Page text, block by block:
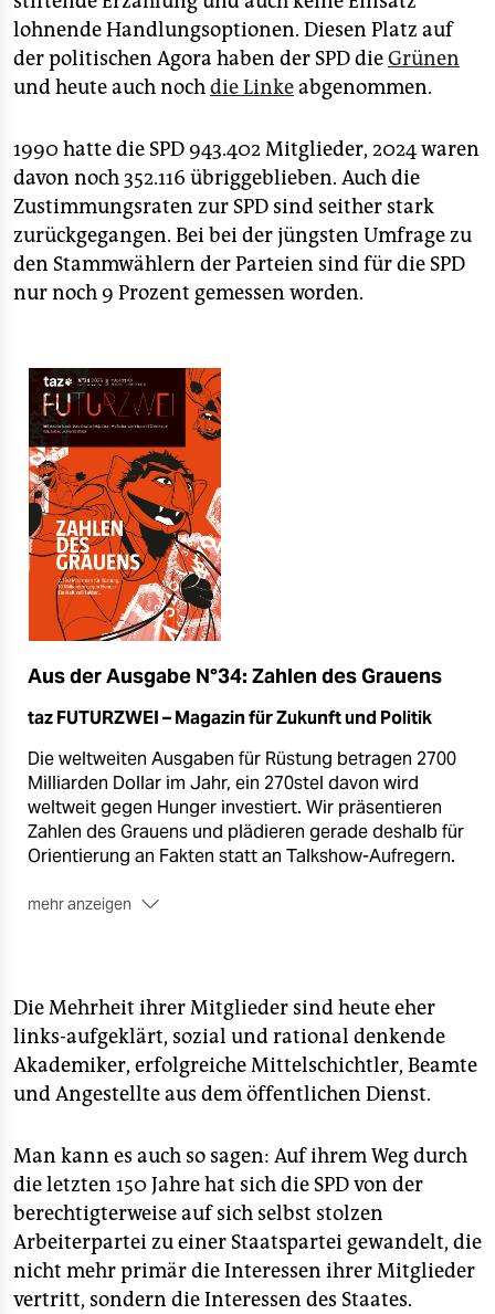
lohnende Handlungsoptionen. Diesen Platz auf
der politischen Agora haben der SPD dieGrünen
und heute auch nochdie Linkeabgenommen.
1990 hatte die SPD 943.402 Mitglieder, 2024 waren
davon noch 352.116 übriggeblieben. Auch die
Zustimmungsraten zur SPD sind seither stark
zurückgegangen. Bei bei der jüngsten Umfrage zu
den Stammwählern der Parteien sind für die SPD
nur noch 9 Prozent gemessen worden.
Aus der Ausgabe N°34: Zahlen des Grauens
taz FUTURZWEI – Magazin für Zukunft und Politik
Die weltweiten Ausgaben für Rüstung betragen 2700
Milliarden Dollar im Jahr, ein 270stel davon wird
weltweit gegen Hunger investiert. Wir präsentieren
Zahlen des Grauens und plädieren gerade deshalb für
Orientierung an Fakten statt an Talkshow-Aufregern.
mehr anzeigen
■Jetzt im taz Shop bestellen
Die Mehrheit ihrer Mitglieder sind heute eher
links-aufgeklärt, sozial und rational denkende
Akademiker, erfolgreiche Mittelschichtler, Beamte
und Angestellte aus dem öffentlichen Dienst.
Man kann es auch so sagen: Auf ihrem Weg durch
die letzten 150 Jahre hat sich die SPD von der
berechtigterweise auf sich selbst stolzen
Arbeiterpartei zu einer Staatspartei gewandelt, die
nicht mehr primär die Interessen ihrer Mitglieder
vertritt, sondern die Interessen des Staates.